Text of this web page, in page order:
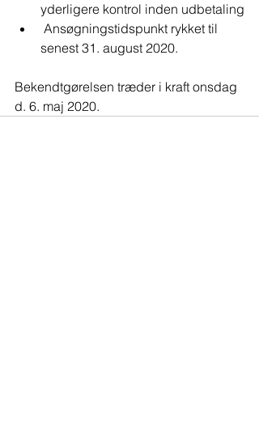
yderligere kontrol inden udbetaling
Ansøgningstidspunkt rykket til
senest 31. august 2020.
Bekendtgørelsen træder i kraft onsdag
d. 6. maj 2020.